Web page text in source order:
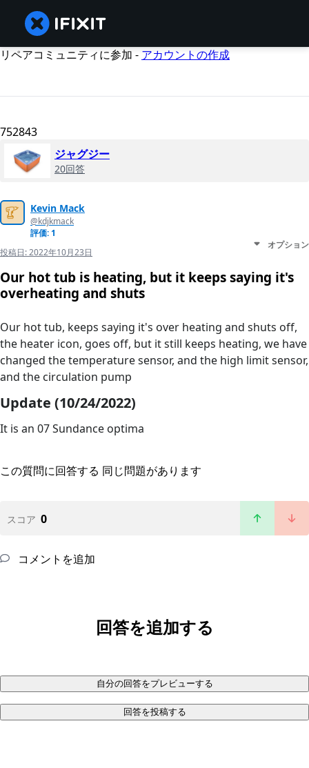
リペアコミュニティに参加 - アカウントの作成
752843
ジャグジー
20回答
Kevin Mack
@kdjkmack
評価: 1
投稿日:2022年10月23日
オプション
Our hot tub is heating, but it keeps saying it's
overheating and shuts
Our hot tub, keeps saying it's over heating and shuts off,
the heater icon, goes off, but it still keeps heating, we have
changed the temperature sensor, and the high limit sensor,
and the circulation pump
Update (10/24/2022)
It is an 07 Sundance optima
この質問に回答する 同じ問題があります
スコア 0
コメントを追加
回答を追加する
自分の回答をプレビューする
回答を投稿する